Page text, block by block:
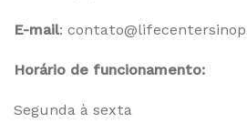
E-mail:
Horário de funcionamento:
Segunda à sexta